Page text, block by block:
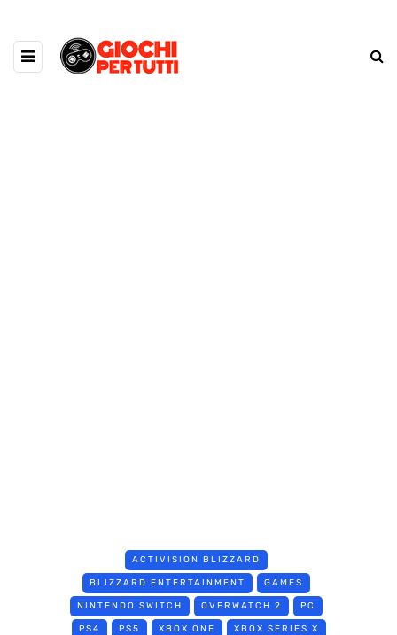
ACTIVISION BLIZZARD
BLIZZARD ENTERTAINMENT GAMES
NINTENDO SWITCH OVERWATCH 2 PC
PS4 PS5 XBOX ONE XBOX SERIES X